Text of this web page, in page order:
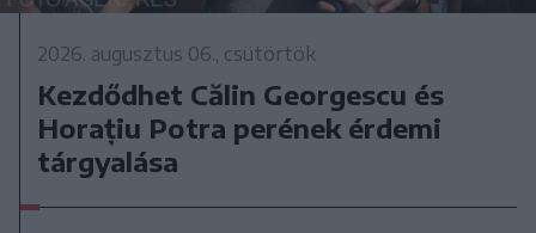
2026. augusztus 06., csütörtök
Kezdődhet Călin Georgescu és
Horațiu Potra perének érdemi
tárgyalása